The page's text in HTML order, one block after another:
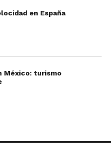
en España
México: turismo